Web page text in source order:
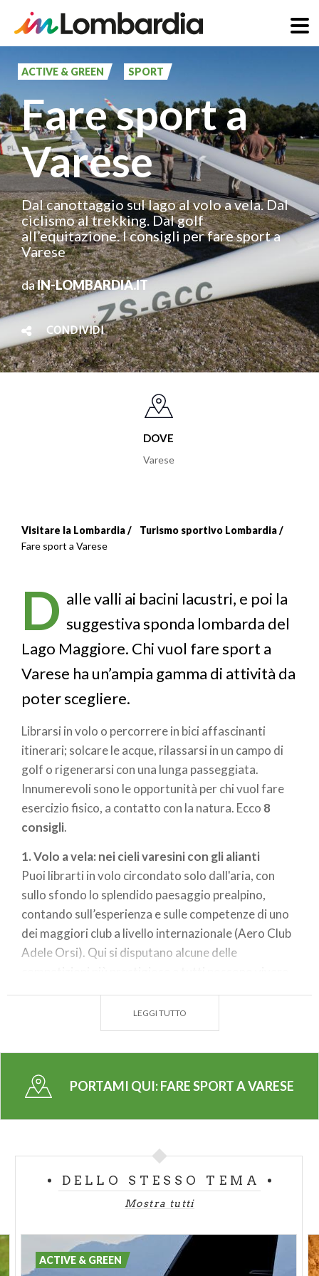
contenuto
principale
ACTIVE & GREEN SPORT
Fare sport a
Varese
Dal canottaggio sul lago al volo a vela. Dal
ciclismo al trekking. Dal golf
all’equitazione. I consigli per fare sport a
Varese
daIN-LOMBARDIA.IT
CONDIVIDI
DOVE
Varese
Briciole
pane
Visitare la Lombardia
Turismo sportivo Lombardia
Fare sport a Varese
D alle valli ai bacini lacustri, e poi la
suggestiva sponda lombarda del
Lago Maggiore. Chi vuol fare sport a
Varese ha un’ampia gamma di attività da
poter scegliere.
Librarsi in volo o percorrere in bici affascinanti
itinerari; solcare le acque, rilassarsi in un campo di
golf o rigenerarsi con una lunga passeggiata.
Innumerevoli sono le opportunità per chi vuol fare
esercizio fisico, a contatto con la natura. Ecco 8
consigli.
1. Volo a vela: nei cieli varesini con gli alianti
Puoi librarti in volo circondato solo dall'aria, con
sullo sfondo lo splendido paesaggio prealpino,
contando sull’esperienza e sulle competenze di uno
dei maggiori club a livello internazionale (Aero Club
Adele Orsi). Qui si disputano alcune delle
2. Ciclismo: percorsi di ogni tipo per
campioni tra cui Chiappucci, Contini, Panizza e
Basso. Sulle sue strade si disputano importanti gare
nazionali per professionisti come la Tre Valli
2016 anche una Gran Fondo Tre Valli Varesine per i
cicloamatori. La provincia di Varese offre quindi
un’occasione per rivivere le grandi emozioni che
hanno fatto la storia di questo sport e per ammirare
le bellezze della terra Prealpina che non smette di
stupire e affascinare.
LEGGI TUTTO
PORTAMI QUI:FARE SPORT A VARESE
DELLO STESSO TEMA
Mostra tutti
ACTIVE & GREEN